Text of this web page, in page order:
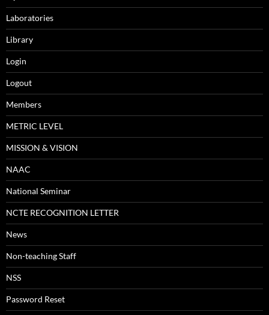
Laboratories
Library
Login
Logout
Members
METRIC LEVEL
MISSION & VISION
NAAC
National Seminar
NCTE RECOGNITION LETTER
News
Non-teaching Staff
NSS
Password Reset